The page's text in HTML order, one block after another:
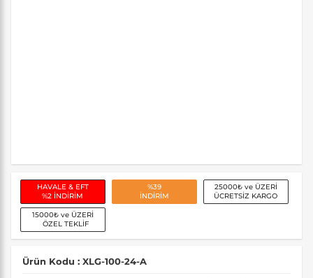
HAVALE & EFT
%2 İNDİRİM
%39
İNDİRİM
25000₺ ve ÜZERİ
ÜCRETSİZ KARGO
15000₺ ve ÜZERİ
ÖZEL TEKLİF
Ürün Kodu : XLG-100-24-A